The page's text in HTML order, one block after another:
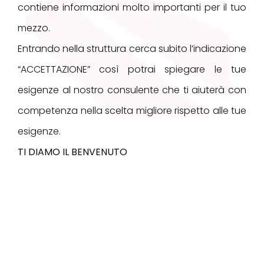
contiene informazioni molto importanti per il tuo
mezzo.
Entrando nella struttura cerca subito l’indicazione
“ACCETTAZIONE” così potrai spiegare le tue
esigenze al nostro consulente che ti aiuterà con
competenza nella scelta migliore rispetto alle tue
esigenze.
TI DIAMO IL BENVENUTO